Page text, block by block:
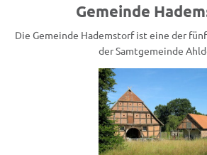
Gemeinde
Die Gemeinde Hademstorf ist eine der
der Samtgemeinde